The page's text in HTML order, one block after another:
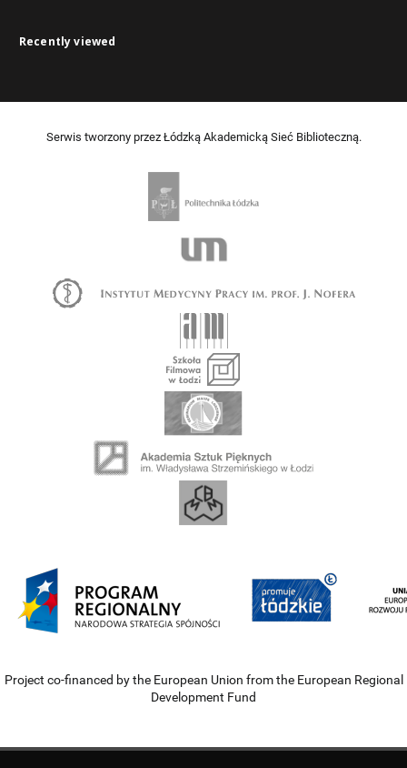
Recently viewed
Serwis tworzony przez Łódzką Akademicką Sieć Biblioteczną.
Project co-financed by the European Union from the European Regional
Development Fund